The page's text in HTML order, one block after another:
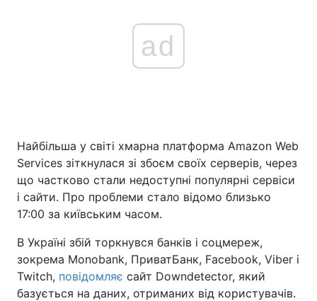
Головна Війна
Україна Політика
Економіка
Спорт Наука
Техно і зв'язок Лайт
ad
Найбільша у світі хмарна платформа Amazon Web
Services зіткнулася зі збоєм своїх серверів, через
що частково стали недоступні популярні сервіси
і сайти. Про проблеми стало відомо близько
17:00 за київським часом.
В Україні збій торкнувся банків і соцмереж,
зокрема Monobank, ПриватБанк, Facebook, Viber і
Twitch, повідомляє сайт Downdetector, який
базується на даних, отриманих від користувачів.